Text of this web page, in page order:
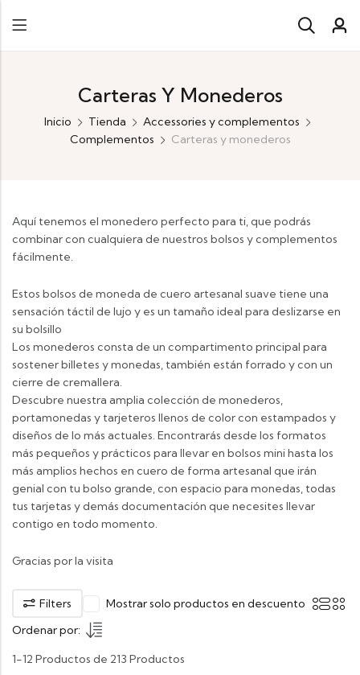
Carteras Y Monederos
Inicio Tienda
Accessories y complementos
Complementos
Carteras y monederos
Aquí tenemos el monedero perfecto para ti, que podrás
combinar con cualquiera de nuestros bolsos y complementos
fácilmente.
Estos bolsos de moneda de cuero artesanal suave tiene una
sensación táctil de lujo y es un tamaño ideal para deslizarse en
su bolsillo
Los monederos consta de un compartimento principal para
sostener billetes y monedas, también están forrado y con un
cierre de cremallera.
Descubre nuestra amplia colección de monederos,
portamonedas y tarjeteros llenos de color con estampados y
diseños de lo más actuales. Encontrarás desde los formatos
más pequeños y prácticos para llevar en bolsos mini hasta los
más amplios hechos en cuero de forma artesanal que irán
genial con tu bolso grande, con espacio para monedas, todas
tus tarjetas y demás documentación que necesites llevar
contigo en todo momento.
Gracias por la visita
Filters
Mostrar solo productos en descuento
Ordenar por:
1-12 Productos de 213 Productos